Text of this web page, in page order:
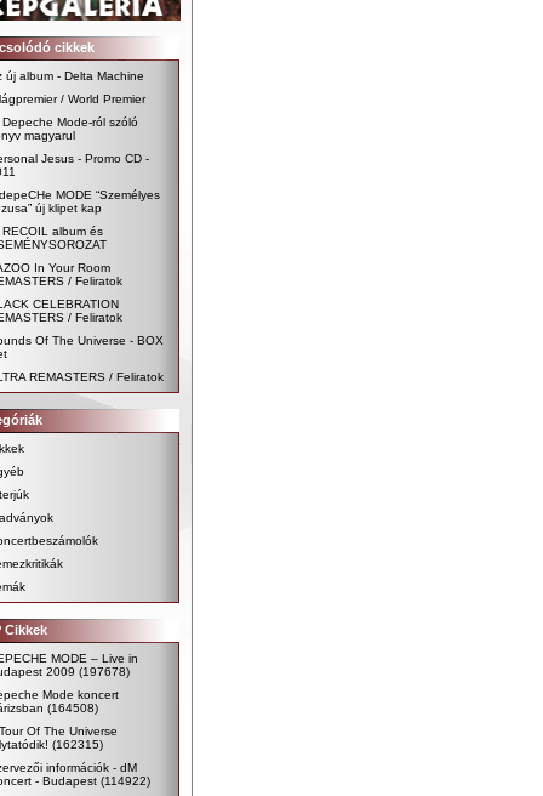
cikkek
új album - Delta Machine
/ World Premier
Depeche Mode-ról szóló
magyarul
Jesus - Promo CD -
MODE “Személyes
új klipet kap
RECOIL album és
In Your Room
/ Feliratok
CELEBRATION
/ Feliratok
Of The Universe - BOX
REMASTERS / Feliratok
Cikkek
MODE – Live in
2009 (197678)
Mode koncert
(164508)
Of The Universe
(162315)
információk - dM
- Budapest (114922)